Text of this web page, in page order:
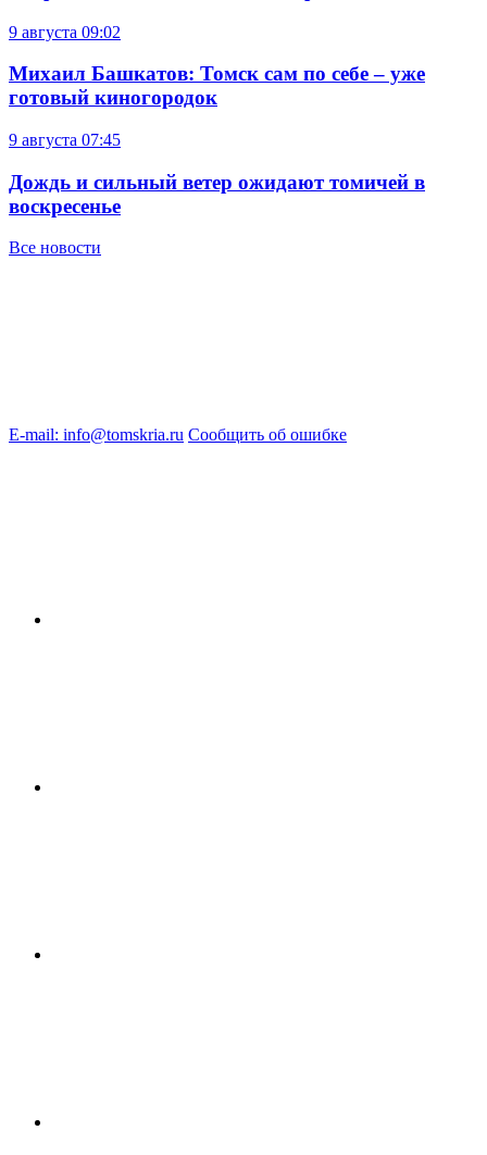
9 августа 09:02
Михаил Башкатов: Томск сам по себе – уже
готовый киногородок
9 августа 07:45
Дождь и сильный ветер ожидают томичей в
воскресенье
Все новости
E-mail: info@tomskria.ru Сообщить об ошибке